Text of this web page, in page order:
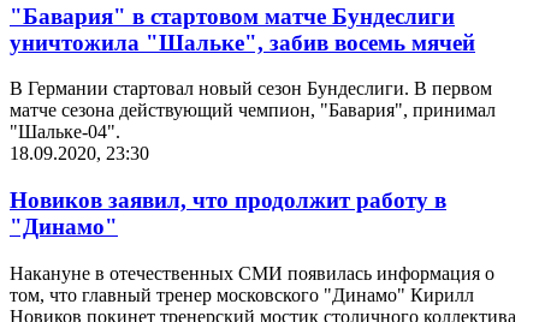
"Бавария" в стартовом матче Бундеслиги
уничтожила "Шальке", забив восемь мячей
В Германии стартовал новый сезон Бундеслиги. В первом
матче сезона действующий чемпион, "Бавария", принимал
"Шальке-04".
18.09.2020, 23:30
Новиков заявил, что продолжит работу в
"Динамо"
Накануне в отечественных СМИ появилась информация о
том, что главный тренер московского "Динамо" Кирилл
Новиков покинет тренерский мостик столичного коллектива